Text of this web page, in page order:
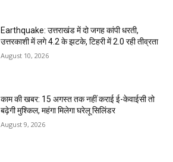
Earthquake: उत्तराखंड में दो जगह कांपी धरती,
उत्तरकाशी में लगे 4.2 के झटके, टिहरी में 2.0 रही तीव्रता
August 10, 2026
काम की खबर: 15 अगस्त तक नहीं कराई ई-केवाईसी तो
बढ़ेगी मुश्किल, महंगा मिलेगा घरेलू सिलिंडर
August 9, 2026